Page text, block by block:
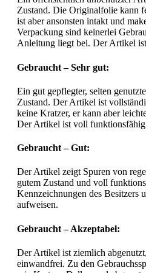
Zustand. Die Originalfolie kann
ist aber ansonsten intakt und
Verpackung sind keinerlei
Anleitung liegt bei. Der Artikel
Gebraucht – Sehr gut:
Ein gut gepflegter, selten
Zustand. Der Artikel ist
keine Kratzer, er kann aber
Der Artikel ist voll
Gebraucht – Gut:
Der Artikel zeigt Spuren von
gutem Zustand und voll
Kennzeichnungen des Besitzers
aufweisen.
Gebraucht – Akzeptabel:
Der Artikel ist ziemlich
einwandfrei. Zu den